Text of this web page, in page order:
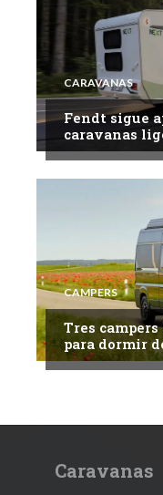
CARAVANAS
Fendt sigue
caravanas
CAMPERS
Tres
para dormir
Caravanas